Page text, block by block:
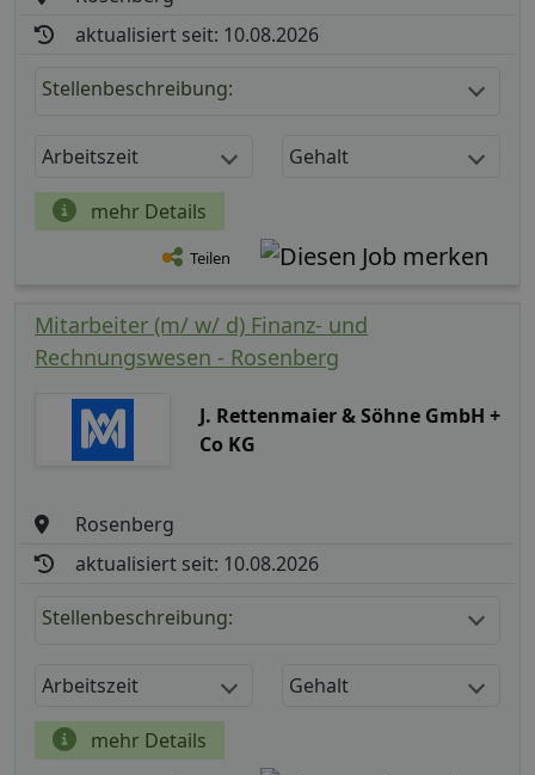
aktualisiert seit: 10.08.2026
Stellenbeschreibung:
Arbeitszeit Gehalt
mehr Details
Teilen
Mitarbeiter (m/ w/ d) Finanz- und
Rechnungswesen - Rosenberg
J. Rettenmaier & Söhne GmbH +
Co KG
Rosenberg
aktualisiert seit: 10.08.2026
Stellenbeschreibung:
Arbeitszeit Gehalt
mehr Details